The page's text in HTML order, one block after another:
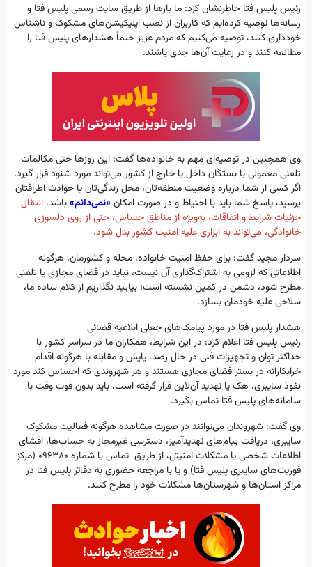
رئیس پلیس فتا خاطرنشان کرد: ما بارها از طریق سایت رسمی پلیس فتا و
رسانه‌ها توصیه کرده‌ایم که کاربران از نصب اپلیکیشن‌های مشکوک و ناشناس
خودداری کنند، توصیه می‌کنیم که مردم عزیز حتماً هشدارهای پلیس فتا را
مطالعه کنند و در رعایت آن‌ها جدی باشند.
وی همچنین در توصیه‌ای مهم به خانواده‌ها گفت: این روزها حتی مکالمات
تلفنی معمولی با بستگان داخل یا خارج از کشور می‌تواند مورد شنود قرار گیرد.
اگر کسی از شما درباره وضعیت منطقه‌تان، محل زندگی‌تان یا حوادث اطرافتان
پرسید، پاسخ شما باید با احتیاط و در صورت امکان «نمی‌دانم»باشد. انتقال
جزئیات شرایط و اتفاقات، به‌ویژه از مناطق حساس، حتی از روی دلسوزی
خانوادگی، می‌تواند به ابزاری علیه امنیت کشور بدل شود.
سردار مجید گفت: برای حفظ امنیت خانواده، محله و کشورمان، هرگونه
اطلاعاتی که لزومی به اشتراک‌گذاری آن نیست، نباید در فضای مجازی یا تلفنی
مطرح شود، دشمن در کمین نشسته است؛ بیایید نگذاریم از کلام ساده ما،
سلاحی علیه خودمان بسازد.
هشدار پلیس فتا در مورد پیامک‌های جعلی ابلاغیه قضائی
رئیس پلیس فتا اعلام کرد: در این شرایط، همکاران ما در سراسر کشور با
حداکثر توان و تجهیزات فنی در حال رصد، پایش و مقابله با هرگونه اقدام
خرابکارانه در بستر فضای مجازی هستند و هر شهروندی که احساس کند مورد
نفوذ سایبری، هک یا تهدید آن‌لاین قرار گرفته است، باید بدون فوت وقت با
سامانه‌های پلیس فتا تماس بگیرد.
وی گفت: شهروندان می‌توانند در صورت مشاهده هرگونه فعالیت مشکوک
سایبری، دریافت پیام‌های تهدیدآمیز، دسترسی غیرمجاز به حساب‌ها، افشای
اطلاعات شخصی یا مشکلات امنیتی، از طریق تماس با شماره 096380 (مرکز
فوریت‌های سایبری پلیس فتا) و یا با مراجعه حضوری به دفاتر پلیس فتا در
مراکز استان‌ها و شهرستان‌ها مشکلات خود را مطرح کنند.